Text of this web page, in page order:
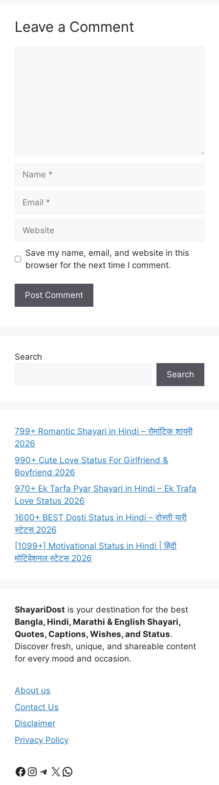
Leave a Comment
Save my name, email, and website in this
browser for the next time I comment.
Search
Search
799+ Romantic Shayari in Hindi – रोमांटिक शायरी
2026
990+ Cute Love Status For Girlfriend &
Boyfriend 2026
970+ Ek Tarfa Pyar Shayari in Hindi – Ek Trafa
Love Status 2026
1600+ BEST Dosti Status in Hindi – दोस्ती यारी
स्टेटस 2026
[1099+] Motivational Status in Hindi | हिंदी
मोटिवेशनल स्टेटस 2026
ShayariDost is your destination for the best
Bangla, Hindi, Marathi & English Shayari,
Quotes, Captions, Wishes, and Status.
Discover fresh, unique, and shareable content
for every mood and occasion.
About us
Contact Us
Disclaimer
Privacy Policy
Facebook
Instagram
Telegram
X WhatsApp